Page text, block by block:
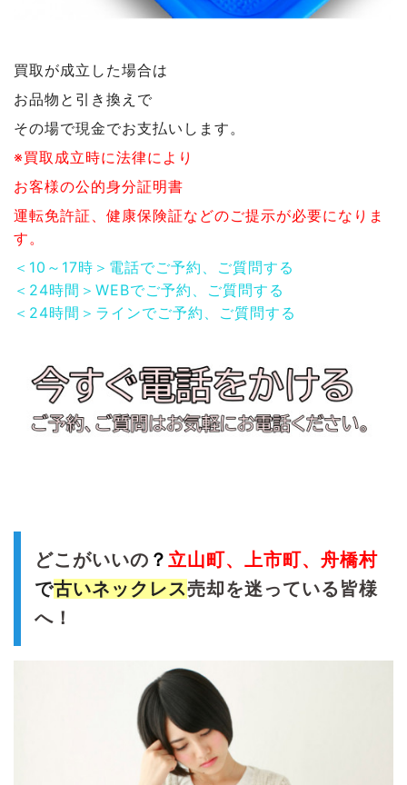
買取が成立した場合は
お品物と引き換えで
その場で現金でお支払いします。
※買取成立時に法律により
お客様の公的身分証明書
運転免許証、健康保険証などのご提示が必要になりま
す。
＜10～17時＞電話でご予約、ご質問する
＜24時間＞WEBでご予約、ご質問する
＜24時間＞ラインでご予約、ご質問する
どこがいいの ？ 立山町、上市町、舟橋村
で古いネックレス売却を迷っている皆様
へ！